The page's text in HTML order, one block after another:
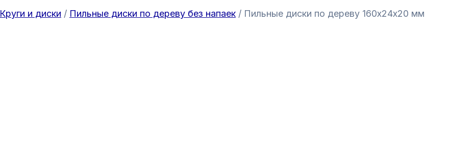
Круги и диски / Пильные диски по дереву без напаек / Пильные диски по дереву 160х24х20 мм